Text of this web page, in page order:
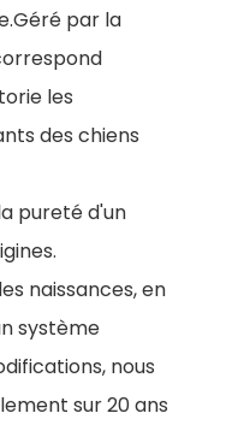
par la
les
des chiens
pureté d'un
naissances, en
système
nous
sur 20 ans